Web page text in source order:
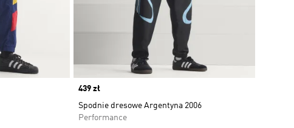
Price
439 zł
Spodnie dresowe Argentyna 2006
Performance